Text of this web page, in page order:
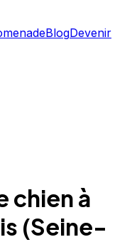
BlogDevenir
chien à
(Seine-